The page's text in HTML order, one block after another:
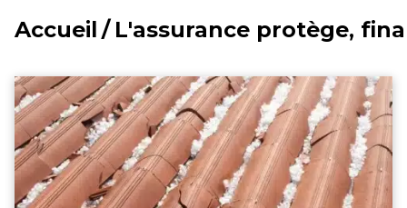
Accueil / L'assurance protège,